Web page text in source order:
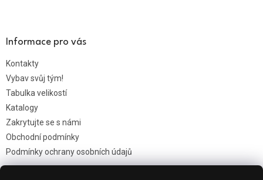
Informace pro vás
Kontakty
Vybav svůj tým!
Tabulka velikostí
Katalogy
Zakrytujte se s námi
Obchodní podmínky
Podmínky ochrany osobních údajů